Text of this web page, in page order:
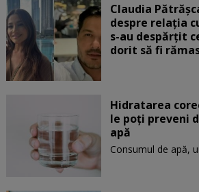
Claudia
despre relația
s-au despărțit
dorit să fi
Hidratarea
le poți preveni
apă
Consumul de apă,